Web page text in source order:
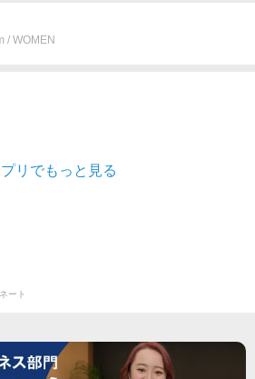
/ WOMEN
リでもっと見る
ート